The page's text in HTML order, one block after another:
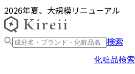
2026年夏、大規模リニューアル
検索
化粧品検索